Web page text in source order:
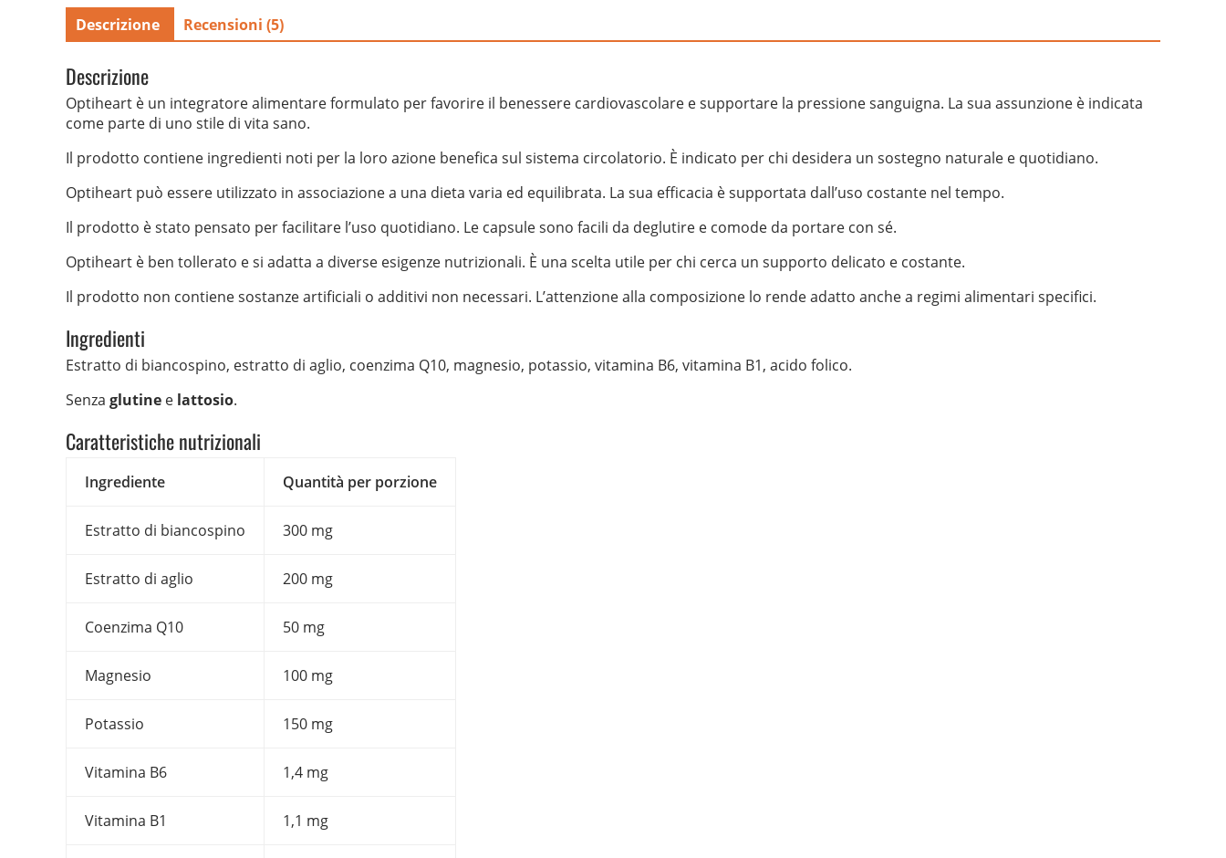
Descrizione Recensioni (5)
Descrizione
Optiheart è un integratore alimentare formulato per favorire il benessere cardiovascolare e supportare la pressione sanguigna. La sua assunzione è indicata
come parte di uno stile di vita sano.
Il prodotto contiene ingredienti noti per la loro azione benefica sul sistema circolatorio. È indicato per chi desidera un sostegno naturale e quotidiano.
Optiheart può essere utilizzato in associazione a una dieta varia ed equilibrata. La sua efficacia è supportata dall’uso costante nel tempo.
Il prodotto è stato pensato per facilitare l’uso quotidiano. Le capsule sono facili da deglutire e comode da portare con sé.
Optiheart è ben tollerato e si adatta a diverse esigenze nutrizionali. È una scelta utile per chi cerca un supporto delicato e costante.
Il prodotto non contiene sostanze artificiali o additivi non necessari. L’attenzione alla composizione lo rende adatto anche a regimi alimentari specifici.
Ingredienti
Estratto di biancospino, estratto di aglio, coenzima Q10, magnesio, potassio, vitamina B6, vitamina B1, acido folico.
Senza glutine e lattosio.
Caratteristiche nutrizionali
Ingrediente Quantità per porzione
Estratto di biancospino 300 mg
Estratto di aglio 200 mg
Coenzima Q10 50 mg
Magnesio 100 mg
Potassio 150 mg
Vitamina B6 1,4 mg
Vitamina B1 1,1 mg